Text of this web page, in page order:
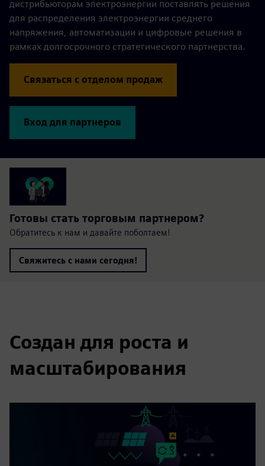
дистрибьюторам электроэнергии поставлять решения
для распределения электроэнергии среднего
напряжения, автоматизации и цифровые решения в
рамках долгосрочного стратегического партнерства.
Связаться с отделом продаж
Вход для партнеров
Готовы стать торговым партнером?
Обратитесь к нам и давайте поболтаем!
Свяжитесь с нами сегодня!
Создан для роста и
масштабирования